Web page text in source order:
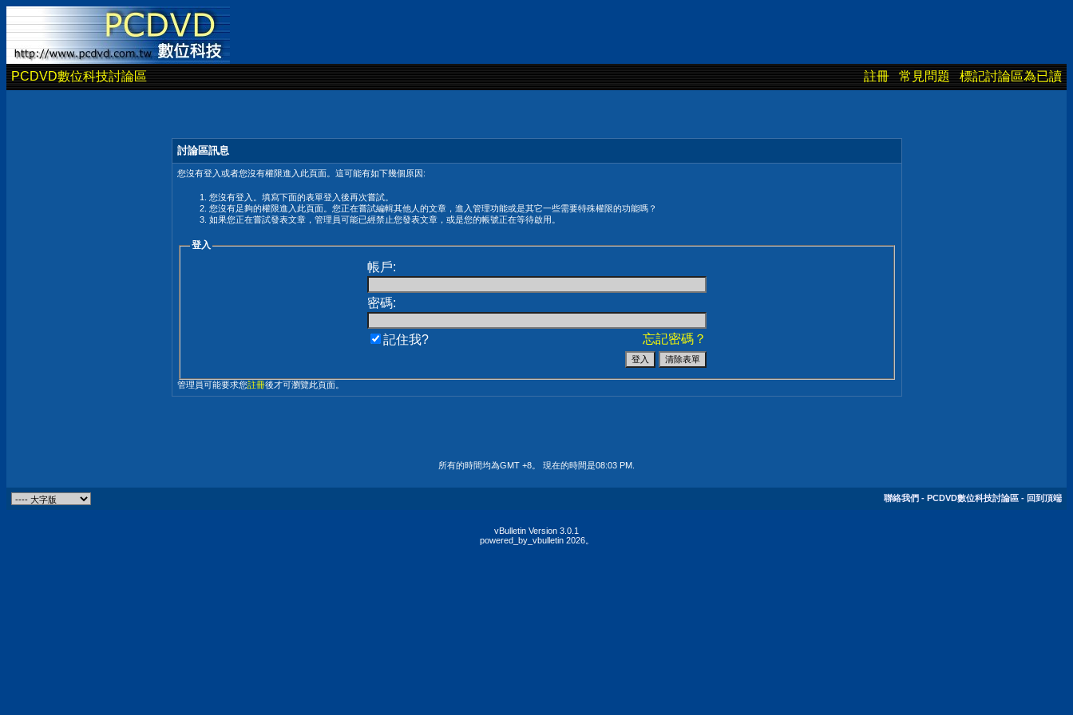
PCDVD數位科技討論區 註冊 常見問題 標記討論區為已讀
討論區訊息
您沒有登入或者您沒有權限進入此頁面。這可能有如下幾個原因:
您沒有登入。填寫下面的表單登入後再次嘗試。
您沒有足夠的權限進入此頁面。您正在嘗試編輯其他人的文章，進入管理功能或是其它一些需要特殊權限的功能嗎？
如果您正在嘗試發表文章，管理員可能已經禁止您發表文章，或是您的帳號正在等待啟用。
登入
帳戶:
密碼:
忘記密碼？
記住我?
管理員可能要求您註冊後才可瀏覽此頁面。
所有的時間均為GMT +8。 現在的時間是08:03 PM
聯絡我們 - PCDVD數位科技討論區 - 回到頂端
vBulletin Version 3.0.1
powered_by_vbulletin 2026。